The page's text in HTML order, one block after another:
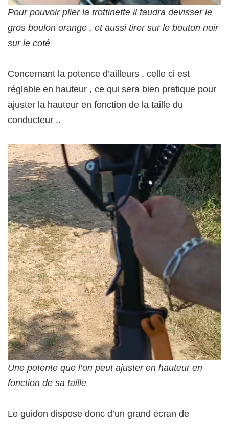
Pour pouvoir plier la trottinette il faudra devisser le
gros boulon orange , et aussi tirer sur le bouton noir
sur le coté
Concernant la potence d’ailleurs , celle ci est
réglable en hauteur , ce qui sera bien pratique pour
ajuster la hauteur en fonction de la taille du
conducteur ..
Une potente que l’on peut ajuster en hauteur en
fonction de sa taille
Le guidon dispose donc d’un grand écran de